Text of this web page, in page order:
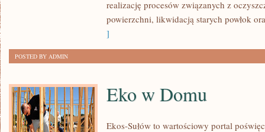
realizację procesów związanych z
powierzchni, likwidacją starych powłok
]
POSTED BY ADMIN
Eko w Domu
Ekos-Sułów to wartościowy portal